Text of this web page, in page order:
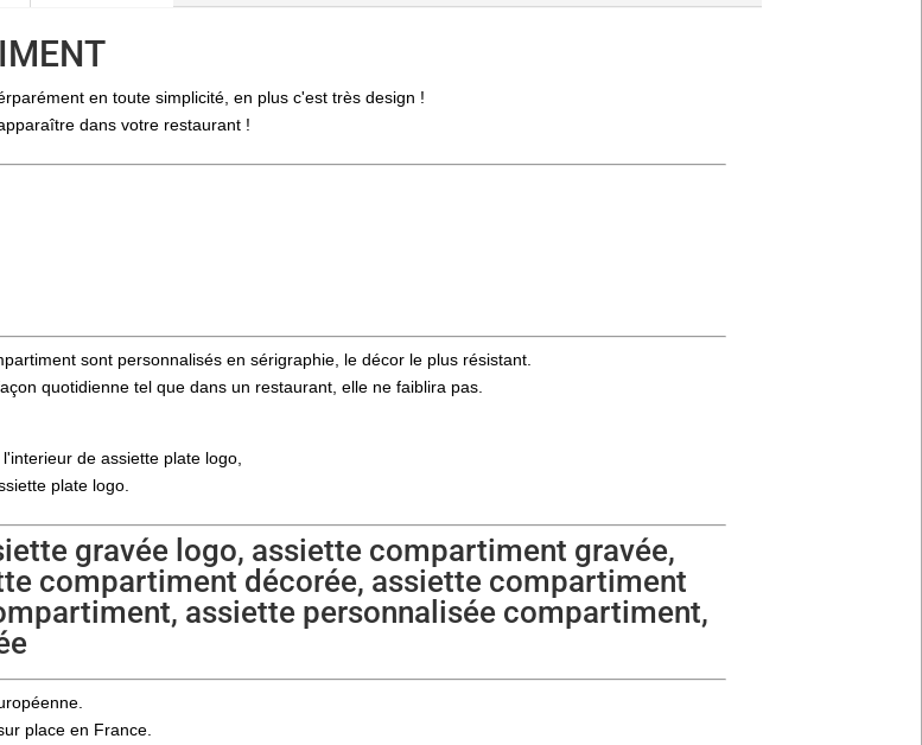
en toute simplicité, en plus c'est très design !
dans votre restaurant !
sont personnalisés en sérigraphie, le décor le plus résistant.
quotidienne tel que dans un restaurant, elle ne faiblira pas.
de assiette plate logo,
plate logo.
gravée logo, assiette compartiment gravée,
compartiment décorée, assiette compartiment
assiette personnalisée compartiment,
place en France.